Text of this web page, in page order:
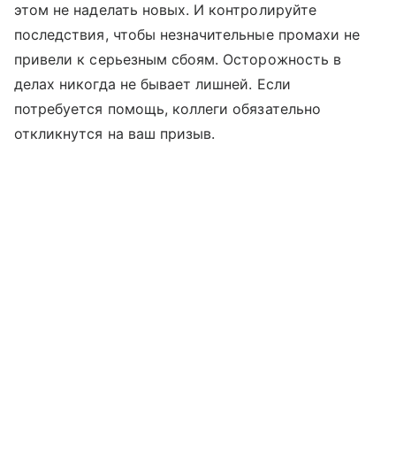
этом не наделать новых. И контролируйте
последствия, чтобы незначительные промахи не
привели к серьезным сбоям. Осторожность в
делах никогда не бывает лишней. Если
потребуется помощь, коллеги обязательно
откликнутся на ваш призыв.